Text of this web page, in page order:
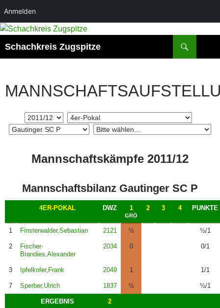
Anmelden
Schachkreis Zugspitze
Mannschaftskämpfe 2011/12
Mannschaftsbilanz Gautinger SC P
4ER-POKAL DWZ 1
GRÖ
2 3 4 PUNKTE
1 Finsterwalder,Sebastian 2121 ½ ½/1
2
Fischer-
Brandies,Alexander
2034 0 0/1
3 Ipfelkofer,Frank 2049 1 1/1
7 Sperber,Ulrich 1837 ½ ½/1
ERGEBNIS 2